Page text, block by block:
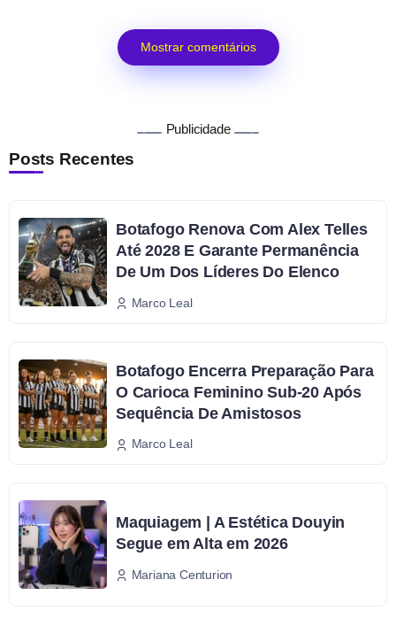
Mostrar comentários
Publicidade
Posts Recentes
Botafogo Renova Com Alex Telles
Até 2028 E Garante Permanência
De Um Dos Líderes Do Elenco
Marco Leal
Botafogo Encerra Preparação Para
O Carioca Feminino Sub-20 Após
Sequência De Amistosos
Marco Leal
Maquiagem | A Estética Douyin
Segue em Alta em 2026
Mariana Centurion